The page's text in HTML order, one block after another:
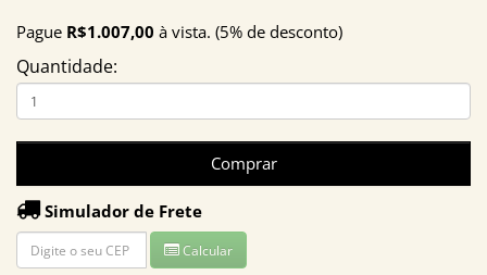
Pague R$1.007,00 à vista. (5% de desconto)
Quantidade:
Comprar
Simulador de Frete
Calcular